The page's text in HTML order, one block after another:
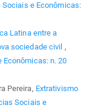
Sociais e Econômicas:
Latina entre a
sociedade civil ,
Econômicas: n. 20
Pereira, Extrativismo
Sociais e